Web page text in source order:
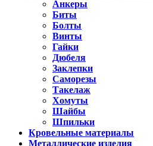
Анкеры
Биты
Болты
Винты
Гайки
Дюбеля
Заклепки
Саморезы
Такелаж
Хомуты
Шайбы
Шпильки
Кровельные материалы
Металлические изделия